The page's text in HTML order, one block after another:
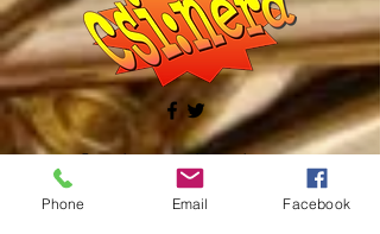
©2017 by Centro de Estudo MARS.
Phone Email Facebook